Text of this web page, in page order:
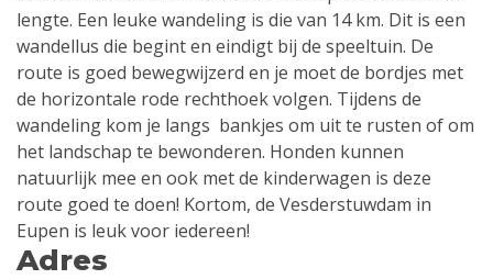
lengte. Een leuke wandeling is die van 14 km. Dit is een
wandellus die begint en eindigt bij de speeltuin. De
route is goed bewegwijzerd en je moet de bordjes met
de horizontale rode rechthoek volgen. Tijdens de
wandeling kom je langs bankjes om uit te rusten of om
het landschap te bewonderen. Honden kunnen
natuurlijk mee en ook met de kinderwagen is deze
route goed te doen! Kortom, de Vesderstuwdam in
Eupen is leuk voor iedereen!
Adres